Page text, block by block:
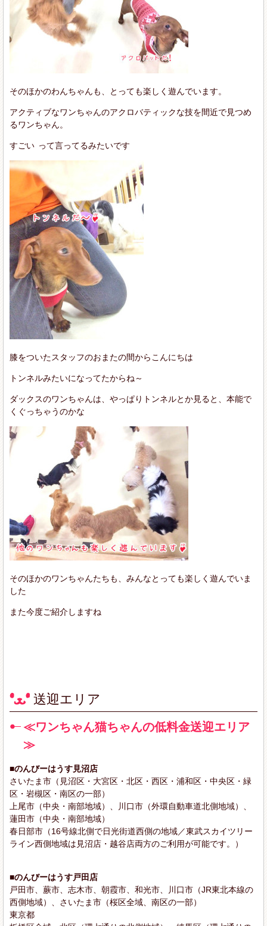
そのほかのわんちゃんも、とっても楽しく遊んでいます。
アクティブなワンちゃんのアクロバティックな技を間近で見つめ
るワンちゃん。
すごい って言ってるみたいです
膝をついたスタッフのおまたの間からこんにちは
トンネルみたいになってたからね～
ダックスのワンちゃんは、やっぱりトンネルとか見ると、本能で
くぐっちゃうのかな
そのほかのワンちゃんたちも、みんなとっても楽しく遊んでいま
した
また今度ご紹介しますね
送迎エリア
≪ワンちゃん猫ちゃんの低料金送迎エリア
≫
■のんびーはうす見沼店
さいたま市（見沼区・大宮区・北区・西区・浦和区・中央区・緑
区・岩槻区・南区の一部）
上尾市（中央・南部地域）、川口市（外環自動車道北側地域）、
蓮田市（中央・南部地域）
春日部市（16号線北側で日光街道西側の地域／東武スカイツリー
ライン西側地域は見沼店・越谷店両方のご利用が可能です。）
■のんびーはうす戸田店
戸田市、蕨市、志木市、朝霞市、和光市、川口市（JR東北本線の
西側地域）、さいたま市（桜区全域、南区の一部）
東京都